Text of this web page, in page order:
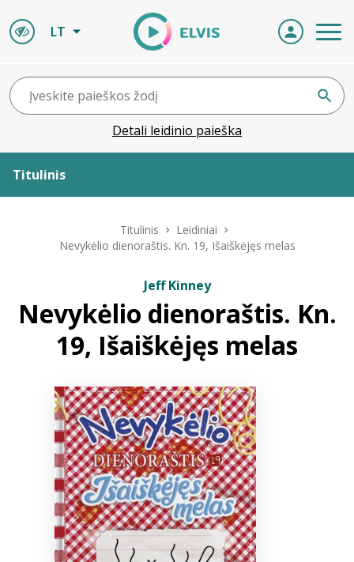
LT
Detali leidinio paieška
Titulinis
ELVIS atvyksta
Naujienos
Bibliotekoms
+370 667 80 541
info@elvislab.lt
Titulinis
Leidiniai
Nevykėlio dienoraštis. Kn. 19, Išaiškėjęs melas
Jeff Kinney
Nevykėlio dienoraštis. Kn.
19, Išaiškėjęs melas